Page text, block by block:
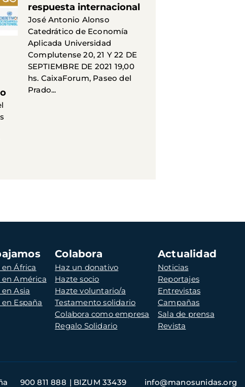
respuesta internacional
José Antonio Alonso
Catedrático de Economía
Aplicada Universidad
Complutense 20, 21 Y 22 DE
SEPTIEMBRE DE 2021 19,00
hs. CaixaForum, Paseo del
Prado...
África
América
Asia
España
Colabora
Haz un donativo
Hazte socio
Hazte voluntario/a
Testamento solidario
Colabora como empresa
Regalo Solidario
Actualidad
Noticias
Reportajes
Entrevistas
Campañas
Sala de prensa
Revista
900 811 888 BIZUM 33439 info@manosunidas.org